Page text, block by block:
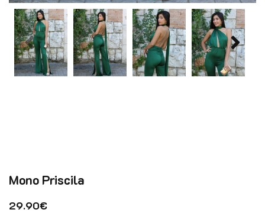
Mono Priscila
29.90€